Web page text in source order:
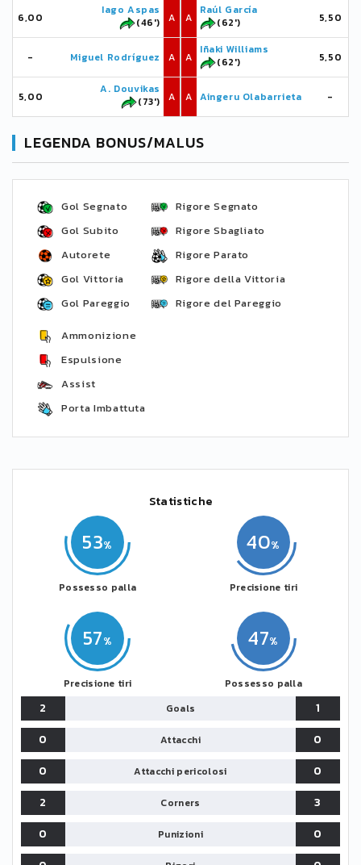
6,00
Iago Aspas
(46')
A
- Miguel Rodríguez A
5,00
A. Douvikas
(73')
A
A
Raúl García
(62')
5,50
A
Iñaki Williams
(62')
5,50
A Aingeru Olabarrieta -
LEGENDA BONUS/MALUS
Gol Segnato
Gol Subito
Autorete
Gol Vittoria
Gol Pareggio
Rigore Segnato
Rigore Sbagliato
Rigore Parato
Rigore della Vittoria
Rigore del Pareggio
Ammonizione
Espulsione
Assist
Porta Imbattuta
Statistiche
53
Possesso palla
57
Precisione tiri
47
Possesso palla
40
Precisione tiri
2 Goals
1
0
Attacchi
0
0
Attacchi pericolosi
0
2
Corners
3
0
Punizioni
0